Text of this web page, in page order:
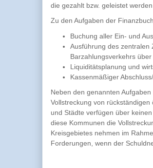
die gezahlt bzw. geleistet
Zu den Aufgaben der
Buchung aller Ein- und
Ausführung des zentralen
Barzahlungsverkehrs
Liquiditätsplanung und
Kassenmäßiger
Neben den genannten
Vollstreckung von
und Städte verfügen über
diese Kommunen die
Kreisgebietes nehmen im
Forderungen, wenn der